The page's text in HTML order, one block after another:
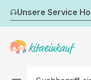
Zum Hauptinhalt
Unsere Service